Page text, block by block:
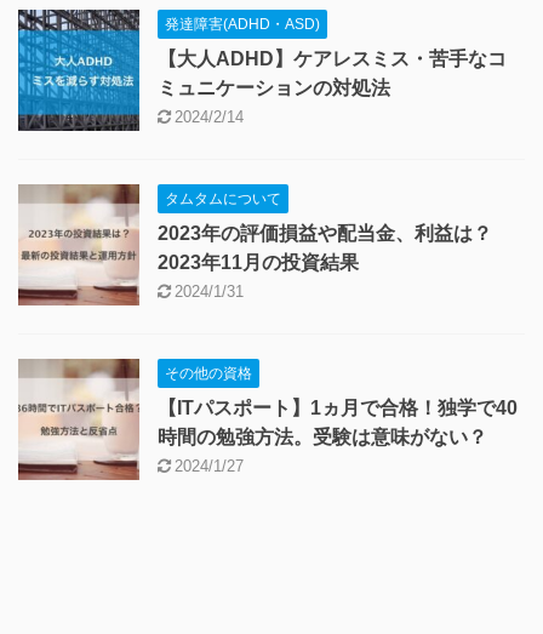
発達障害(ADHD・ASD)
【大人ADHD】ケアレスミス・苦手なコ
ミュニケーションの対処法
2024/2/14
タムタムについて
2023年の評価損益や配当金、利益は？
2023年11月の投資結果
2024/1/31
その他の資格
【ITパスポート】1ヵ月で合格！独学で40
時間の勉強方法。受験は意味がない？
2024/1/27